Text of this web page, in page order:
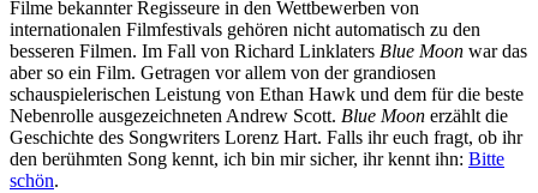
Filme bekannter Regisseure in den Wettbewerben von
internationalen Filmfestivals gehören nicht automatisch zu den
besseren Filmen. Im Fall von Richard Linklaters Blue Moon war das
aber so ein Film. Getragen vor allem von der grandiosen
schauspielerischen Leistung von Ethan Hawk und dem für die beste
Nebenrolle ausgezeichneten Andrew Scott. Blue Moon erzählt die
Geschichte des Songwriters Lorenz Hart. Falls ihr euch fragt, ob ihr
den berühmten Song kennt, ich bin mir sicher, ihr kennt ihn: Bitte
schön.